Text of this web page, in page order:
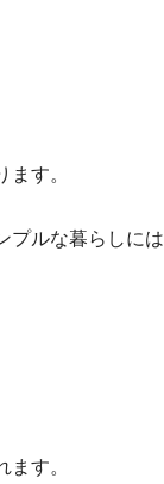
す。
プルな暮らしには
す。